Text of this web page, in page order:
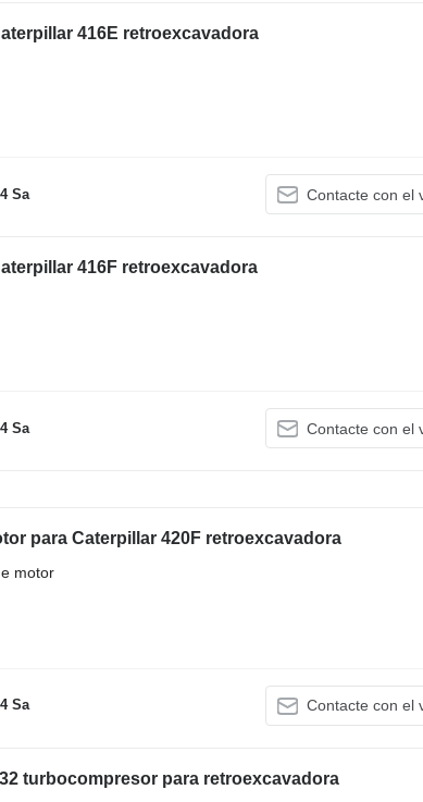
416E retroexcavadora
Sa Contacte con el
416F retroexcavadora
Sa Contacte con el
para Caterpillar 420F retroexcavadora
motor
Sa Contacte con el
turbocompresor para retroexcavadora